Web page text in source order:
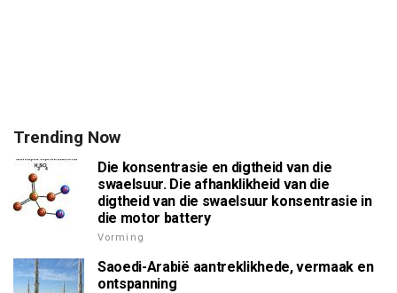
Trending Now
Die konsentrasie en digtheid van die
swaelsuur. Die afhanklikheid van die
digtheid van die swaelsuur konsentrasie in
die motor battery
Vorming
Saoedi-Arabië aantreklikhede, vermaak en
ontspanning